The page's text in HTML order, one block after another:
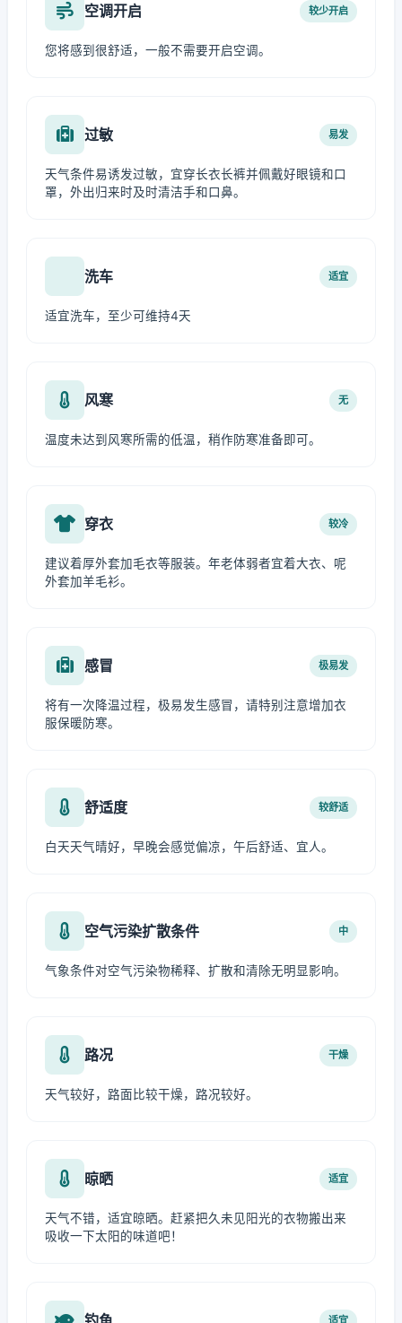
空调开启 较少开启
您将感到很舒适，一般不需要开启空调。
过敏 易发
天气条件易诱发过敏，宜穿长衣长裤并佩戴好眼镜和口
罩，外出归来时及时清洁手和口鼻。
洗车 适宜
适宜洗车，至少可维持4天
风寒 无
温度未达到风寒所需的低温，稍作防寒准备即可。
穿衣 较冷
建议着厚外套加毛衣等服装。年老体弱者宜着大衣、呢
外套加羊毛衫。
感冒 极易发
将有一次降温过程，极易发生感冒，请特别注意增加衣
服保暖防寒。
舒适度 较舒适
白天天气晴好，早晚会感觉偏凉，午后舒适、宜人。
空气污染扩散条件 中
气象条件对空气污染物稀释、扩散和清除无明显影响。
路况 干燥
天气较好，路面比较干燥，路况较好。
晾晒 适宜
天气不错，适宜晾晒。赶紧把久未见阳光的衣物搬出来
吸收一下太阳的味道吧！
适宜